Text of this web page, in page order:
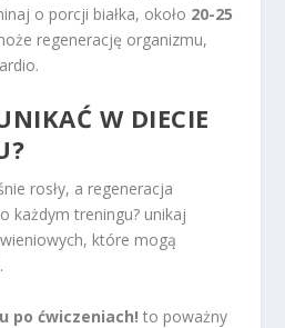
o porcji białka, około 20-25
regenerację organizmu,
W DIECIE
rosły, a regeneracja
każdym treningu? unikaj
które mogą
po ćwiczeniach! to poważny